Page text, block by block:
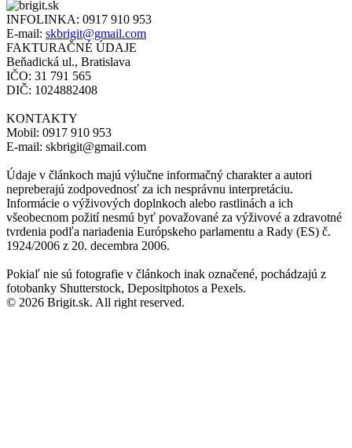
INFOLINKA: 0917 910 953
E-mail: skbrigit@gmail.com
FAKTURAČNÉ ÚDAJE
Beňadická ul., Bratislava
IČO: 31 791 565
DIČ: 1024882408
KONTAKTY
Mobil: 0917 910 953
E-mail: skbrigit@gmail.com
Údaje v článkoch majú výlučne informačný charakter a autori
nepreberajú zodpovednosť za ich nesprávnu interpretáciu.
Informácie o výživových doplnkoch alebo rastlinách a ich
všeobecnom požití nesmú byť považované za výživové a zdravotné
tvrdenia podľa nariadenia Európskeho parlamentu a Rady (ES) č.
1924/2006 z 20. decembra 2006.
Pokiaľ nie sú fotografie v článkoch inak označené, pochádzajú z
fotobanky Shutterstock, Depositphotos a Pexels.
© 2026 Brigit.sk. All right reserved.